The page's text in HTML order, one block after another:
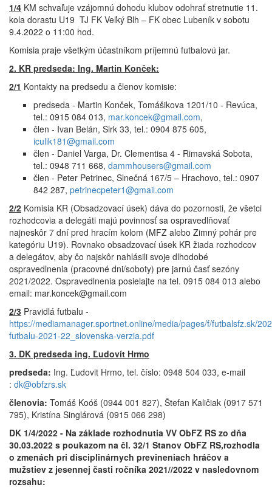
1/4 KM schvaľuje vzájomnú dohodu klubov odohrať stretnutie 11.
kola dorastu U19 TJ FK Veľký Blh – FK obec Lubeník v sobotu
9.4.2022 o 11:00 hod.
Komisia praje všetkým účastníkom príjemnú futbalovú jar.
2. KR predseda: Ing. Martin Konček:
2/1 Kontakty na predsedu a členov komisie:
predseda - Martin Konček, Tomášikova 1201/10 - Revúca,
tel.: 0915 084 013, mar.koncek@gmail.com,
člen - Ivan Belán, Sirk 33, tel.: 0904 875 605,
iculik181@gmail.com
člen - Daniel Varga, Dr. Clementisa 4 - Rimavská Sobota,
tel.: 0948 711 668, dammhousers@gmail.com
člen - Peter Petrinec, Slnečná 167/5 – Hrachovo, tel.: 0907
842 287, petrinecpeter1@gmail.com
2/2 Komisia KR (Obsadzovací úsek) dáva do pozornosti, že všetci
rozhodcovia a delegáti majú povinnosť sa ospravedlňovať
najneskôr 7 dní pred hracím kolom (MFZ alebo Zimný pohár pre
kategóriu U19). Rovnako obsadzovací úsek KR žiada rozhodcov
a delegátov, aby čo najskôr nahlásili svoje dlhodobé
ospravedlnenia (pracovné dni/soboty) pre jarnú časť sezóny
2021/2022. Ospravedlnenia posielajte na tel. 0915 084 013 alebo
email: mar.koncek@gmail.com
2/3 Pravidlá futbalu -
https://mediamanager.sportnet.online/media/pages/f/futbalsfz.sk/
futbalu-2021-22_slovenska-verzia.pdf
3. DK predseda ing. Ľudovít Hrmo
predseda: Ing. Ľudovit Hrmo, tel. číslo: 0948 504 033, e-mail
: dk@obfzrs.sk
členovia: Tomáš Koóš (0944 001 827), Štefan Kaličiak (0917 571
795), Kristína Singlárová (0915 066 298)
DK 1/4/2022 - Na základe rozhodnutia VV ObFZ RS zo dňa
30.03.2022 s poukazom na čl. 32/1 Stanov ObFZ RS,rozhodla
o zmenách pri disciplinárnych previneniach hráčov a
mužstiev z jesennej časti ročníka 2021//2022 v nasledovnom
rozsahu: